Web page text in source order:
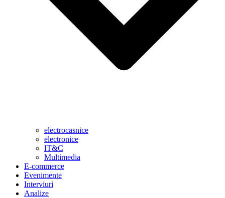
electrocasnice
electronice
IT&C
Multimedia
E-commerce
Evenimente
Interviuri
Analize